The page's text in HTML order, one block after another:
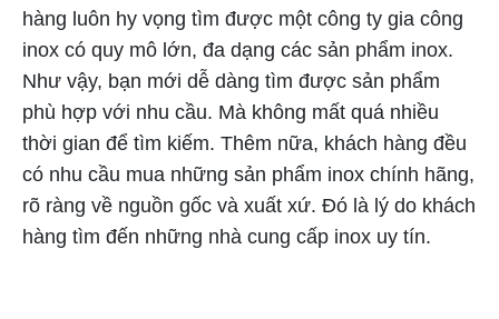
hàng luôn hy vọng tìm được một công ty gia công
inox có quy mô lớn, đa dạng các sản phẩm inox.
Như vậy, bạn mới dễ dàng tìm được sản phẩm
phù hợp với nhu cầu. Mà không mất quá nhiều
thời gian để tìm kiếm. Thêm nữa, khách hàng đều
có nhu cầu mua những sản phẩm inox chính hãng,
rõ ràng về nguồn gốc và xuất xứ. Đó là lý do khách
hàng tìm đến những nhà cung cấp inox uy tín.